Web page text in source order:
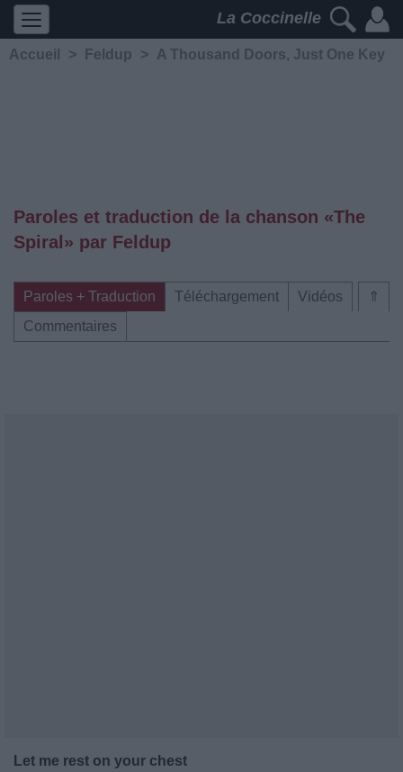
La Coccinelle
Accueil > Feldup > A Thousand Doors, Just One Key
Paroles et traduction de la chanson «The
Spiral» par Feldup
⇑
Paroles + Traduction Téléchargement
Vidéos
Commentaires
Let me rest on your chest